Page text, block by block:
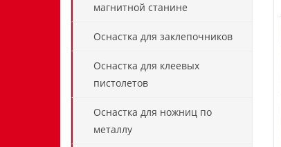
магнитной станине
Оснастка для заклепочников
Оснастка для клеевых
пистолетов
Оснастка для ножниц по
металлу